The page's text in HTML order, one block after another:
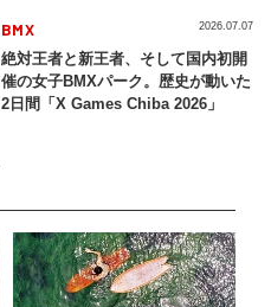
BMX
絶対王者と新王者、そして国内初開
催の女子BMXパーク。歴史が動いた
2日間「X Games Chiba 2026」
2026.07.07